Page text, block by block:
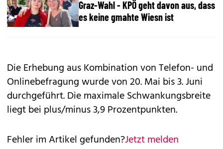
Graz-Wahl - KPÖ geht davon aus, dass
es keine gmahte Wiesn ist
Die Erhebung aus Kombination von Telefon- und
Onlinebefragung wurde von 20. Mai bis 3. Juni
durchgeführt. Die maximale Schwankungsbreite
liegt bei plus/minus 3,9 Prozentpunkten.
Fehler im Artikel gefunden?Jetzt melden